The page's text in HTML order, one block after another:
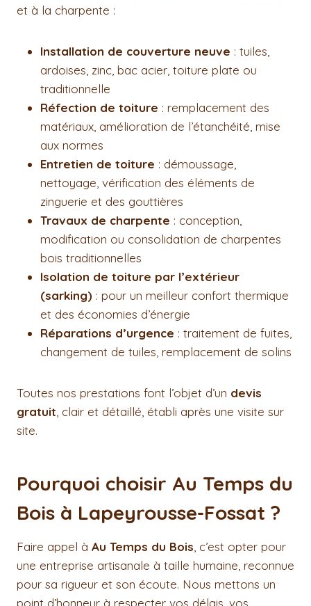
et à la charpente :
Installation de couverture neuve : tuiles,
ardoises, zinc, bac acier, toiture plate ou
traditionnelle
Réfection de toiture : remplacement des
matériaux, amélioration de l’étanchéité, mise
aux normes
Entretien de toiture : démoussage,
nettoyage, vérification des éléments de
zinguerie et des gouttières
Travaux de charpente : conception,
modification ou consolidation de charpentes
bois traditionnelles
Isolation de toiture par l’extérieur
(sarking) : pour un meilleur confort thermique
et des économies d’énergie
Réparations d’urgence : traitement de fuites,
changement de tuiles, remplacement de solins
Toutes nos prestations font l’objet d’un devis
gratuit, clair et détaillé, établi après une visite sur
site.
Pourquoi choisir Au Temps du
Bois à Lapeyrousse-Fossat ?
Faire appel à Au Temps du Bois, c’est opter pour
une entreprise artisanale à taille humaine, reconnue
pour sa rigueur et son écoute. Nous mettons un